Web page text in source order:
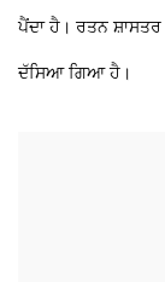
ਪੈਂਦਾ ਹੈ। ਰਤਨ
ਦੱਸਿਆ ਗਿਆ ਹੈ।